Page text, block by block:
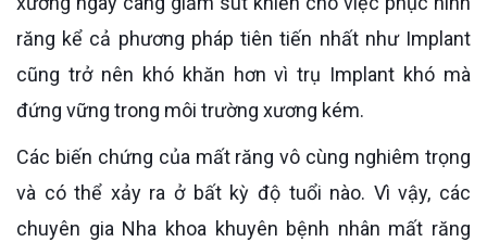
răng kể cả phương pháp tiên tiến nhất như Implant
cũng trở nên khó khăn hơn vì trụ Implant khó mà
đứng vững trong môi trường xương kém.
Các biến chứng của mất răng vô cùng nghiêm trọng
và có thể xảy ra ở bất kỳ độ tuổi nào. Vì vậy, các
chuyên gia Nha khoa khuyên bệnh nhân mất răng